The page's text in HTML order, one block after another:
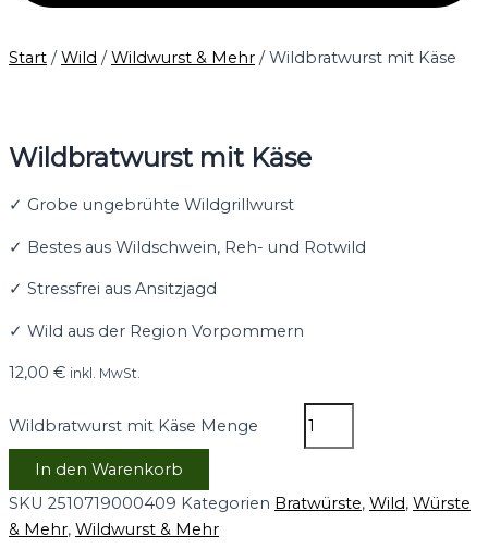
Start /Wild /Wildwurst & Mehr / Wildbratwurst mit Käse
Wildbratwurst mit Käse
✓ Grobe ungebrühte Wildgrillwurst
✓ Bestes aus Wildschwein, Reh- und Rotwild
✓ Stressfrei aus Ansitzjagd
✓ Wild aus der Region Vorpommern
12,00 € inkl. MwSt.
Wildbratwurst mit Käse Menge
In den Warenkorb
SKU 2510719000409 Kategorien Bratwürste, Wild, Würste
& Mehr, Wildwurst & Mehr